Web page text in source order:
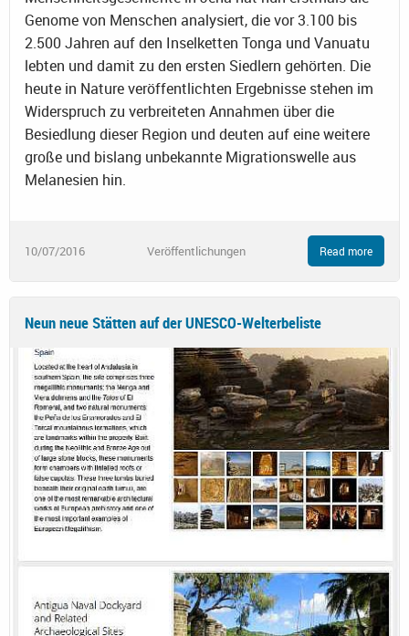
Genome von Menschen analysiert, die vor 3.100 bis
2.500 Jahren auf den Inselketten Tonga und Vanuatu
lebten und damit zu den ersten Siedlern gehörten. Die
heute in Nature veröffentlichten Ergebnisse stehen im
Widerspruch zu verbreiteten Annahmen über die
Besiedlung dieser Region und deuten auf eine weitere
große und bislang unbekannte Migrationswelle aus
Melanesien hin.
10/07/2016 Veröffentlichungen Read more
Neun neue Stätten auf der UNESCO-Welterbeliste